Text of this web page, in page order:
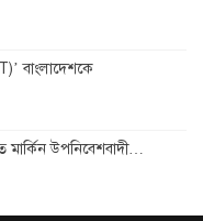
বাংলাদেশকে
মার্কিন উপনিবেশবাদী…